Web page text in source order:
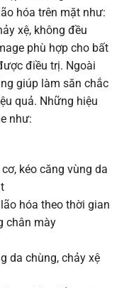
hóa trên mặt như:
xệ, không đều
phù hợp cho bất
điều trị. Ngoài
giúp làm săn chắc
quả. Những hiệu
như:
kéo căng vùng da
hóa theo thời gian
chân mày
da chùng, chảy xệ